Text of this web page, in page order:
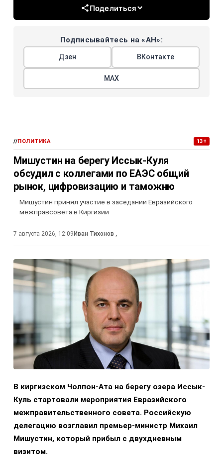
Поделиться
Подписывайтесь на «АН»:
Дзен ВКонтакте
МАХ
//ПОЛИТИКА 13+
Мишустин на берегу Иссык-Куля
обсудил с коллегами по ЕАЭС общий
рынок, цифровизацию и таможню
Мишустин принял участие в заседании Евразийского
межправсовета в Киргизии
7 августа 2026, 12:09Иван Тихонов ,
В киргизском Чолпон-Ата на берегу озера Иссык-
Куль стартовали мероприятия Евразийского
межправительственного совета. Российскую
делегацию возглавил премьер-министр Михаил
Мишустин, который прибыл с двухдневным
визитом.